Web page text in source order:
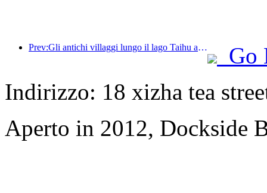
Prev:Gli antichi villaggi lungo il lago Taihu a Huzhou, nella provincia dello Zhejiang, hanno avviato lavori di ristrutturazione e ammodernamento, con un investimento di quasi 1 miliardo di yuan.
Go
Indirizzo: 18 xizha tea
Aperto in 2012, Dockside